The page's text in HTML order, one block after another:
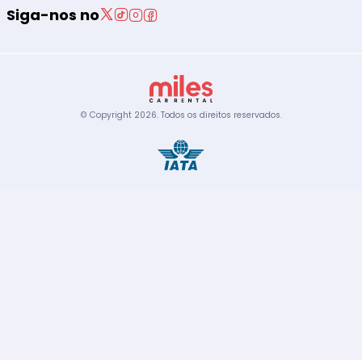
Siga-nos no
© Copyright 2026. Todos os direitos reservados.